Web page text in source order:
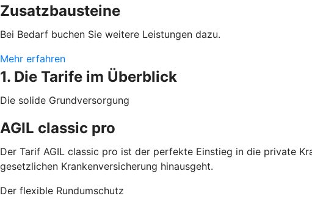
Zusatzbausteine
Bei Bedarf buchen Sie weitere Leistungen dazu.
Mehr erfahren
1. Die Tarife im Überblick
Die solide Grundversorgung
AGIL classic pro
Der Tarif AGIL classic pro ist der perfekte Einstieg in die private
gesetzlichen Krankenversicherung hinausgeht.
Der flexible Rundumschutz